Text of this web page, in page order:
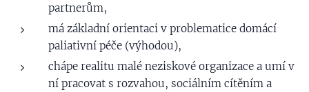
partnerům,
má základní orientaci v problematice domácí
paliativní péče (výhodou),
chápe realitu malé neziskové organizace a umí v
ní pracovat s rozvahou, sociálním cítěním a